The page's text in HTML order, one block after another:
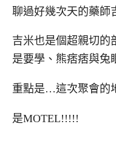
聊過好幾次天的藥師
吉米也是個超親切的
是要學、熊痞痞與兔
重點是…這次聚會的
是MOTEL!!!!!